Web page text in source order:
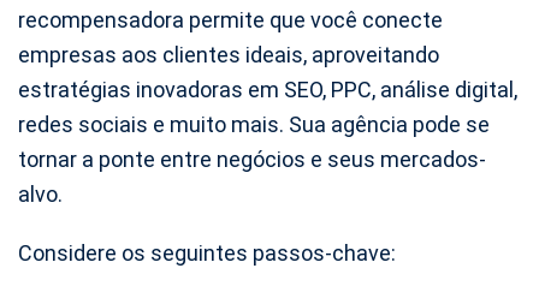
recompensadora permite que você conecte
empresas aos clientes ideais, aproveitando
estratégias inovadoras em SEO, PPC, análise digital,
redes sociais e muito mais. Sua agência pode se
tornar a ponte entre negócios e seus mercados-
alvo.
Considere os seguintes passos-chave: